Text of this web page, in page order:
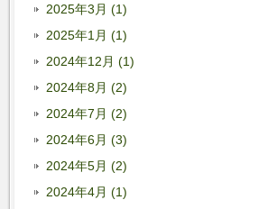
2025年3月 (1)
2025年1月 (1)
2024年12月 (1)
2024年8月 (2)
2024年7月 (2)
2024年6月 (3)
2024年5月 (2)
2024年4月 (1)